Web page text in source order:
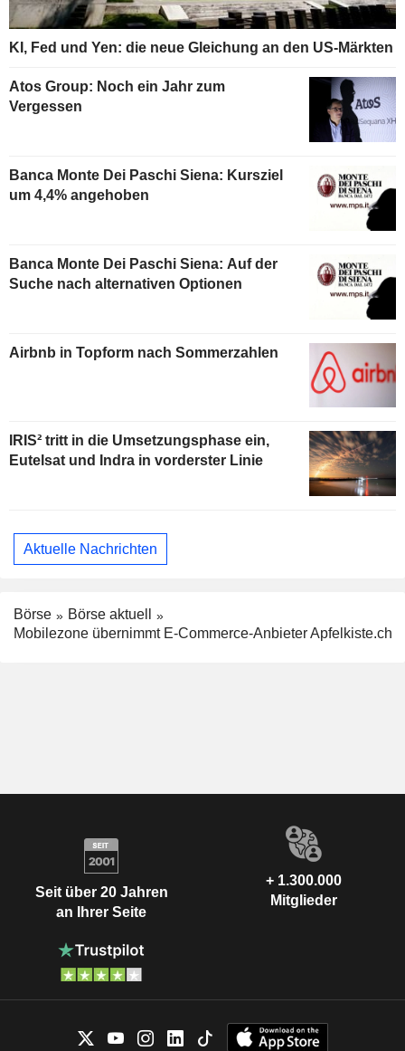
KI, Fed und Yen: die neue Gleichung an den US-Märkten
Atos Group: Noch ein Jahr zum
Vergessen
Banca Monte Dei Paschi Siena: Kursziel
um 4,4% angehoben
Banca Monte Dei Paschi Siena: Auf der
Suche nach alternativen Optionen
Airbnb in Topform nach Sommerzahlen
IRIS² tritt in die Umsetzungsphase ein,
Eutelsat und Indra in vorderster Linie
Aktuelle Nachrichten
Börse
Börse aktuell
Mobilezone übernimmt E-Commerce-Anbieter Apfelkiste.ch
Seit über 20 Jahren
an Ihrer Seite
+ 1.300.000
Mitglieder